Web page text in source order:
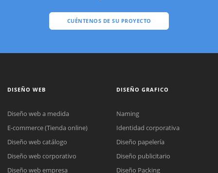
CUÉNTENOS DE SU PROYECTO
DISEÑO WEB
Diseño web a medida
E-commerce (Tienda online)
Diseño web catálogo
Diseño web corporativo
Diseño web empresa
DISEÑO GRAFICO
Naming
Identidad corporativa
Diseño papelería
Diseño publicitario
Diseño Packing